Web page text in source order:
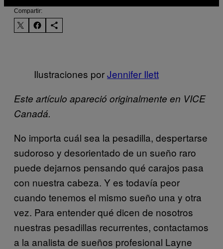
Compartir:
Ilustraciones porJennifer Ilett
Este artículo apareció originalmente en VICE
Canadá.
No importa cuál sea la pesadilla, despertarse
sudoroso y desorientado de un sueño raro
puede dejarnos pensando qué carajos pasa
con nuestra cabeza. Y es todavía peor
cuando tenemos el mismo sueño una y otra
vez. Para entender qué dicen de nosotros
nuestras pesadillas recurrentes, contactamos
a la analista de sueños profesional Layne